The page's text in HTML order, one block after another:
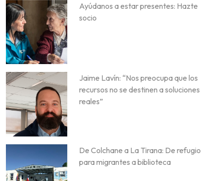
Ayúdanos a estar presentes: Hazte
socio
Jaime Lavín: “Nos preocupa que los
recursos no se destinen a soluciones
reales”
De Colchane a La Tirana: De refugio
para migrantes a biblioteca